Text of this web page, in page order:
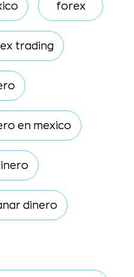
forex
trading
en mexico
dinero